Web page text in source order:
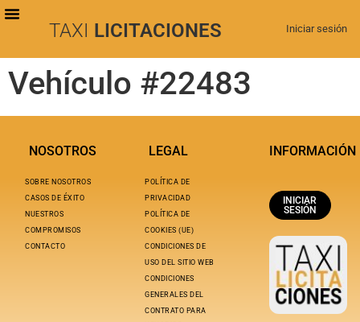
TAXI LICITACIONES Iniciar sesión
Vehículo #22483
NOSOTROS
SOBRE NOSOTROS
CASOS DE ÉXITO
NUESTROS
COMPROMISOS
CONTACTO
LEGAL
POLÍTICA DE
PRIVACIDAD
POLÍTICA DE
COOKIES (UE)
CONDICIONES DE
USO DEL SITIO WEB
CONDICIONES
GENERALES DEL
CONTRATO PARA
INFORMACIÓN
INICIAR
SESIÓN